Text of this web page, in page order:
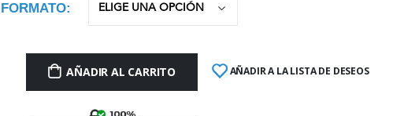
FORMATO
AÑADIR AL CARRITO AÑADIR A LA LISTA DE DESEOS